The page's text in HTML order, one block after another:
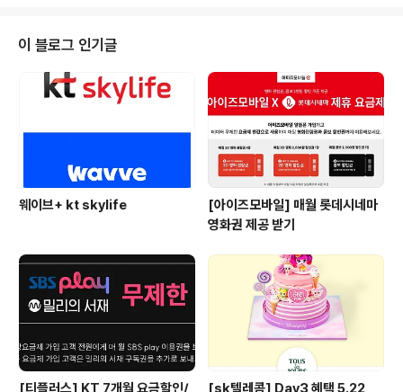
으시고고민은 나중에 하시길 바랍니다!! ^^좋은하루 보내
세요!! 요기요×굽네치킨 요기요 앱으로 주문 시 6,000
원 할인 [요기요×굽네치킨] T day 단독 할인 혜택 쿠폰 사
용 기간: 3월 19일(수)~3월 21일(금) 요기요 앱으로 굽네
치킨 모든 메뉴 18,000원 이상 주문 시 혜택 이용 가능 T..
이 블로그 인기글
웨이브+ kt skylife
[아이즈모바일] 매월 롯데시네마
영화권 제공 받기
[티플러스] KT 7개월 요금할인/
[sk텔레콤] Day3 혜택 5.22